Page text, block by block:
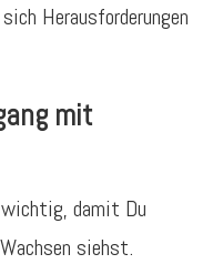
Herausforderungen
mit
damit Du
siehst.